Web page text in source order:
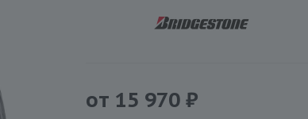
от 15 970 ₽